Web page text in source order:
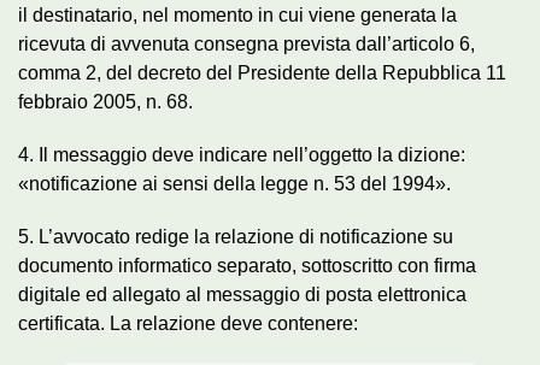
il destinatario, nel momento in cui viene generata la
ricevuta di avvenuta consegna prevista dall’articolo 6,
comma 2, del decreto del Presidente della Repubblica 11
febbraio 2005, n. 68.
4. Il messaggio deve indicare nell’oggetto la dizione:
«notificazione ai sensi della legge n. 53 del 1994».
5. L’avvocato redige la relazione di notificazione su
documento informatico separato, sottoscritto con firma
digitale ed allegato al messaggio di posta elettronica
certificata. La relazione deve contenere: